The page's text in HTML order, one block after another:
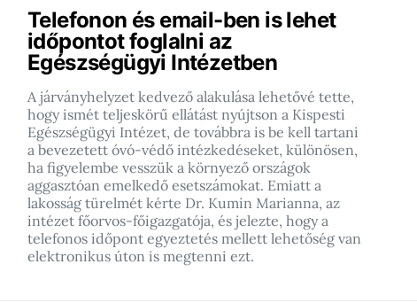
Telefonon és email-ben is lehet
időpontot foglalni az
Egészségügyi Intézetben
A járványhelyzet kedvező alakulása lehetővé tette,
hogy ismét teljeskörű ellátást nyújtson a Kispesti
Egészségügyi Intézet, de továbbra is be kell tartani
a bevezetett óvó-védő intézkedéseket, különösen,
ha figyelembe vesszük a környező országok
aggasztóan emelkedő esetszámokat. Emiatt a
lakosság türelmét kérte Dr. Kumin Marianna, az
intézet főorvos-főigazgatója, és jelezte, hogy a
telefonos időpont egyeztetés mellett lehetőség van
elektronikus úton is megtenni ezt.